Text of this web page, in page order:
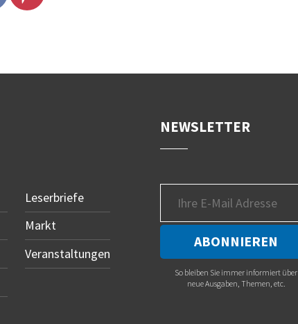
Leserbriefe
Markt
Veranstaltungen
NEWSLETTER
So bleiben Sie immer informiert über
neue Ausgaben, Themen, etc.